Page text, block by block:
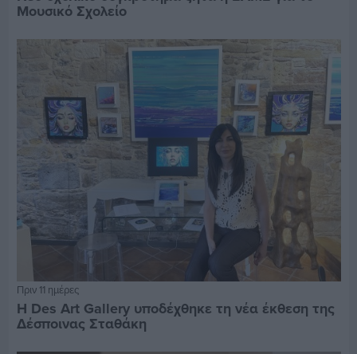
Μουσικό Σχολείο
Πριν 11 ημέρες
Η Des Art Gallery υποδέχθηκε τη νέα έκθεση της
Δέσποινας Σταθάκη